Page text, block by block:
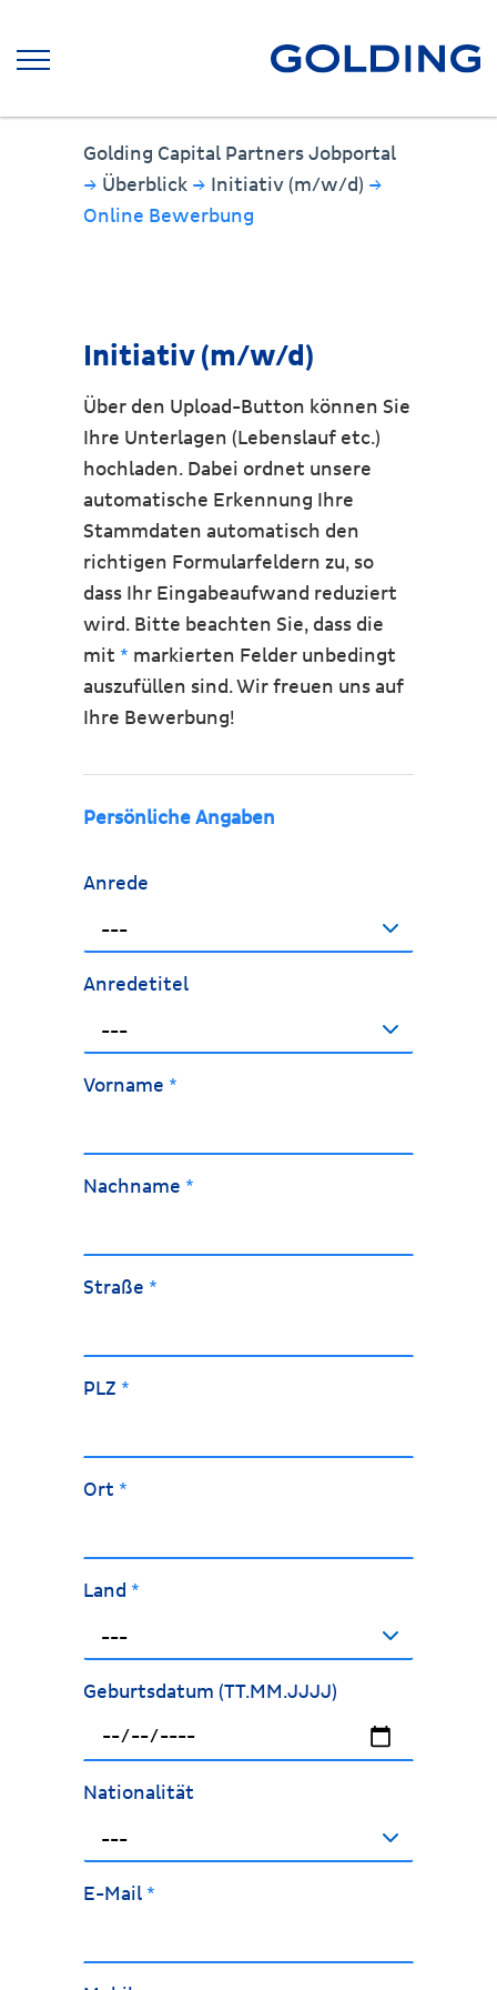
Golding Capital Partners Jobportal
→ Überblick → Initiativ (m/w/d) →
Online Bewerbung
Initiativ (m/w/d)
Über den Upload-Button können Sie
Ihre Unterlagen (Lebenslauf etc.)
hochladen. Dabei ordnet unsere
automatische Erkennung Ihre
Stammdaten automatisch den
richtigen Formularfeldern zu, so
dass Ihr Eingabeaufwand reduziert
wird. Bitte beachten Sie, dass die
mit * markierten Felder unbedingt
auszufüllen sind. Wir freuen uns auf
Ihre Bewerbung!
Persönliche Angaben
Anrede
---
Anredetitel
---
Vorname *
Nachname *
Straße *
PLZ *
Ort *
Land *
---
Geburtsdatum (TT.MM.JJJJ)
Nationalität
---
E-Mail *